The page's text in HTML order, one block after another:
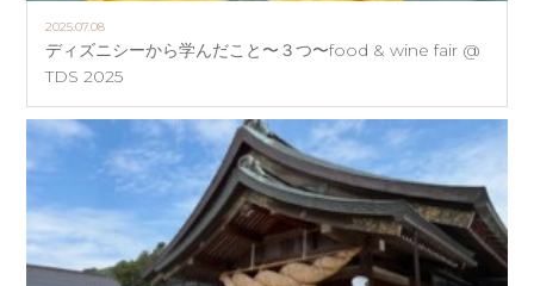
2025.07.08
ディズニシーから学んだこと〜３つ〜food & wine fair @
TDS 2025